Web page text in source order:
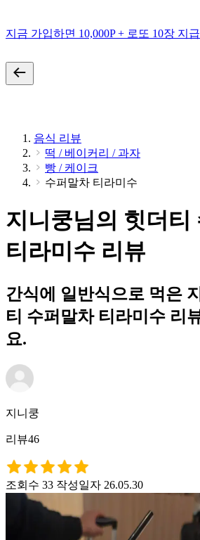
지금 가입하면 10,000P + 로또 10장 지급
음식 리뷰
떡 / 베이커리 / 과자
빵 / 케이크
수퍼말차 티라미수
지니쿵님의 힛더티
티라미수 리뷰
간식에 일반식으로 먹은
티 수퍼말차 티라미수 리
요.
지니쿵
리뷰46
조회수 33 작성일자 26.05.30